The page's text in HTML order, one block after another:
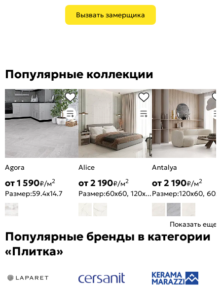
Вызвать замерщика
Популярные коллекции
Agora
от 1 590₽/м2
Размер:59.4x14.7
Alice
от 2 190₽/м2
Размер: 60x60, 120x60
Antalya
от 2 190₽/м2
Размер:
Показать еще
Популярные бренды в категории
«Плитка»